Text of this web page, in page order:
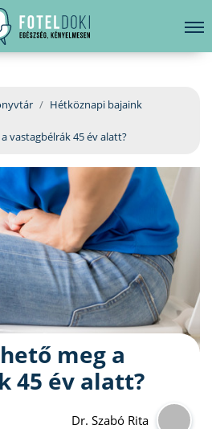
hirdetés
Hétköznapi bajaink
vastagbélrák 45 év alatt?
meg a
45 év alatt?
Dr. Szabó Rita